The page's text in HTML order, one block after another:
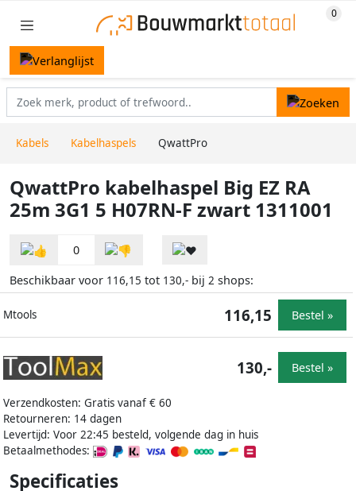
Kabels Kabelhaspels QwattPro
QwattPro kabelhaspel Big EZ RA
25m 3G1 5 H07RN-F zwart 1311001
0
Beschikbaar voor 116,15 tot 130,- bij 2 shops:
Mtools 116,15 Bestel »
Verzendkosten: Gratis vanaf € 60
Retourneren: 14 dagen
Levertijd: Voor 22:45 besteld, volgende dag in huis
Betaalmethodes:
130,- Bestel »
Specificaties